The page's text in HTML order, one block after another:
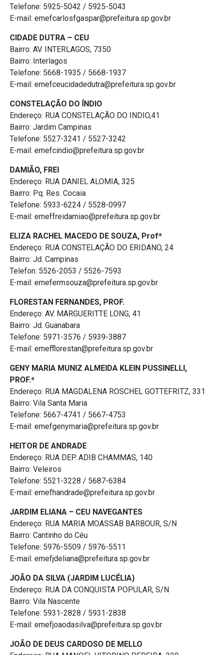
Telefone: 5925-5042 / 5925-5043
E-mail: emefcarlosfgaspar@prefeitura.sp.gov.br
CIDADE DUTRA – CEU
Bairro: AV. INTERLAGOS, 7350
Bairro: Interlagos
Telefone: 5668-1935 / 5668-1937
E-mail: emefceucidadedutra@prefeitura.sp.gov.br
CONSTELAÇÃO DO ÍNDIO
Endereço: RUA CONSTELAÇÃO DO INDIO,41
Bairro: Jardim Campinas
Telefone: 5527-3241 / 5527-3242
E-mail: emefcindio@prefeitura.sp.gov.br
DAMIÃO, FREI
Endereço: RUA DANIEL ALOMIA, 325
Bairro: Pq. Res. Cocaia
Telefone: 5933-6224 / 5528-0997
E-mail: emeffreidamiao@prefeitura.sp.gov.br
ELIZA RACHEL MACEDO DE SOUZA, Profª
Endereço: RUA CONSTELAÇÃO DO ERIDANO, 24
Bairro: Jd. Campinas
Telefon: 5526-2053 / 5526-7593
E-mail: emefermsouza@prefeitura.sp.gov.br
FLORESTAN FERNANDES, PROF.
Endereço: AV. MARGUERITTE LONG, 41
Bairro: Jd. Guanabara
Telefone: 5971-3576 / 5939-3887
E-mail: emefflorestan@prefeitura.sp.gov.br
GENY MARIA MUNIZ ALMEIDA KLEIN PUSSINELLI,
PROF.ª
Endereço: RUA MAGDALENA ROSCHEL GOTTEFRITZ, 331
Bairro: Vila Santa Maria
Telefone: 5667-4741 / 5667-4753
E-mail: emefgenymaria@prefeitura.sp.gov.br
HEITOR DE ANDRADE
Endereço: RUA DEP. ADIB CHAMMAS, 140
Bairro: Veleiros
Telefone: 5521-3228 / 5687-6384
E-mail: emefhandrade@prefeitura.sp.gov.br
JARDIM ELIANA – CEU NAVEGANTES
Endereço: RUA MARIA MOASSAB BARBOUR, S/N
Bairro: Cantinho do Céu
Telefone: 5976-5509 / 5976-5511
E-mail: emefjdeliana@prefeitura.sp.gov.br
JOÃO DA SILVA (JARDIM LUCÉLIA)
Endereço: RUA DA CONQUISTA POPULAR, S/N
Bairro: Vila Nascente
Telefone: 5931-2828 / 5931-2838
E-mail: emefjoaodasilva@prefeitura.sp.gov.br
JOÃO DE DEUS CARDOSO DE MELLO